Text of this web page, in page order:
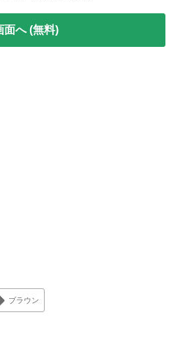
面へ (無料)
ブラウン